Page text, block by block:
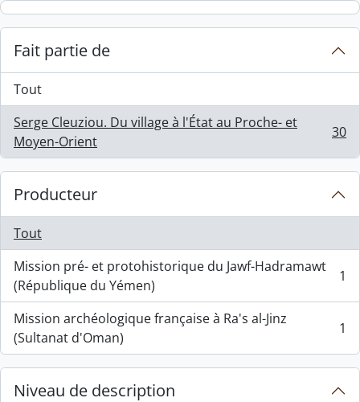
Skip to main content
Fait partie de
Tout
Serge Cleuziou. Du village à l'État au Proche- et
Moyen-Orient
, 30 résultats 30
Producteur
Tout
Mission pré- et protohistorique du Jawf-Hadramawt
(République du Yémen)
, 1 résultats 1
Mission archéologique française à Ra's al-Jinz
(Sultanat d'Oman)
, 1 résultats 1
Niveau de description